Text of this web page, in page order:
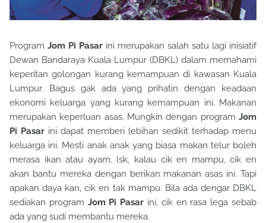
Program Jom Pi Pasar ini merupakan salah satu lagi inisiatif
Dewan Bandaraya Kuala Lumpur (DBKL) dalam memahami
keperitan golongan kurang kemampuan di kawasan Kuala
Lumpur. Bagus gak ada yang prihatin dengan keadaan
ekonomi keluarga yang kurang kemampuan ini. Makanan
merupakan keperluan asas. Mungkin dengan program Jom
Pi Pasar ini dapat memberi lebihan sedikit terhadap menu
keluarga ini. Mesti anak anak yang biasa makan telur boleh
merasa ikan atau ayam. Isk, kalau cik en mampu, cik en
akan bantu mereka dengan berikan makanan asas ini. Tapi
apakan daya kan, cik en tak mampu. Bila ada dengar DBKL
sediakan program Jom Pi Pasar ini, cik en rasa lega sebab
ada yang sudi membantu mereka.